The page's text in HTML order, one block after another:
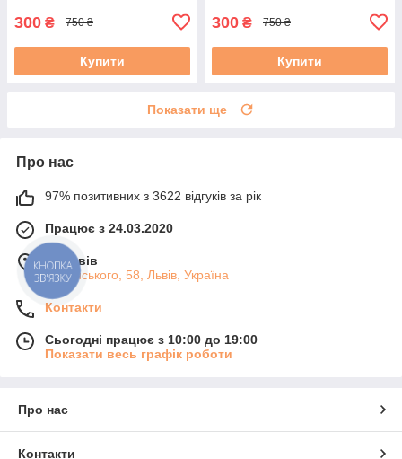
300 ₴ 750 ₴
Купити
300 ₴ 750 ₴
Купити
Показати ще
Про нас
97% позитивних з 3622 відгуків за рік
Працює з 24.03.2020
м. Львів
Липинського, 58, Львів, Україна
Контакти
Сьогодні працює з 10:00 до 19:00
Показати весь графік роботи
Про нас
Контакти
КНОПКА
ЗВ'ЯЗКУ